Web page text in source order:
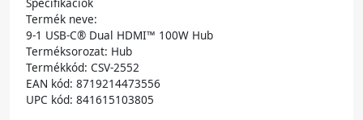
Termék neve:
9-1 USB-C® Dual HDMI™ 100W Hub
Terméksorozat: Hub
Termékkód: CSV-2552
EAN kód: 8719214473556
UPC kód: 841615103805